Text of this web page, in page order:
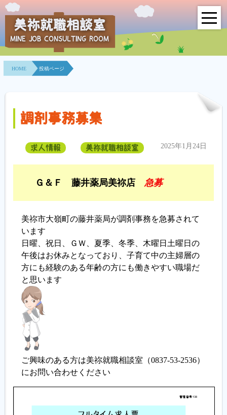
HOME
事業所紹介
相談室とは？
利用者の声
求人情報検索
各種セミナー
履歴書ジェネレーター
美祢就職相談室
MINE JOB CONSULTING ROOM
HOME 投稿ページ
調剤事務募集
求人情報 美祢就職相談室 2025年1月24日
Ｇ＆Ｆ 藤井薬局美祢店 急募
美祢市大嶺町の藤井薬局が調剤事務を急募されて
います
日曜、祝日、ＧＷ、夏季、冬季、木曜日土曜日の
午後はお休みとなっており、子育て中の主婦層の
方にも経験のある年齢の方にも働きやすい職場だ
と思います
ご興味のある方は美祢就職相談室（0837-53-2536）
にお問い合わせください